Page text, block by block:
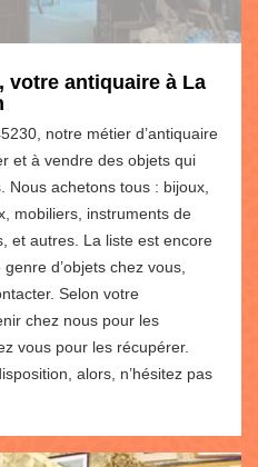
votre antiquaire à La
notre métier d’antiquaire
et à vendre des objets qui
Nous achetons tous : bijoux,
mobiliers, instruments de
et autres. La liste est encore
d’objets chez vous,
Selon votre
chez nous pour les
vous pour les récupérer.
alors, n’hésitez pas